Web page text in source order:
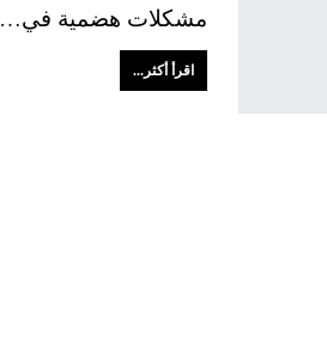
مشكلات هضمية في…
اقرأ أكثر...